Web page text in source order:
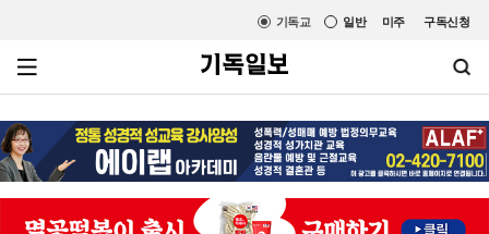
미주 구독신청
일반
기독교